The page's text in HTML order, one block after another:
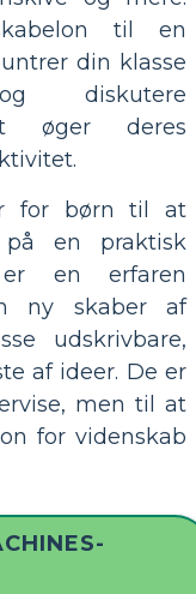
til en
din klasse
diskutere
øger deres
for børn til at
på en praktisk
en erfaren
ny skaber af
udskrivbare,
af ideer. De er
men til at
for videnskab